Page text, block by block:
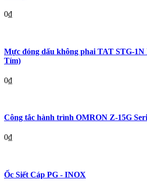
0₫
Mực đóng dấu không phai TAT STG-1N
Tím)
0₫
Công tắc hành trình OMRON Z-15G
0₫
Ốc Siết Cáp PG - INOX